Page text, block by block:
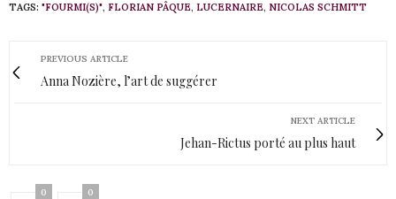
TAGS: "FOURMI(S)", FLORIAN PÂQUE, LUCERNAIRE, NICOLAS SCHMITT
PREVIOUS ARTICLE
Anna Nozière, l’art de suggérer
NEXT ARTICLE
Jehan-Rictus porté au plus haut
0 0